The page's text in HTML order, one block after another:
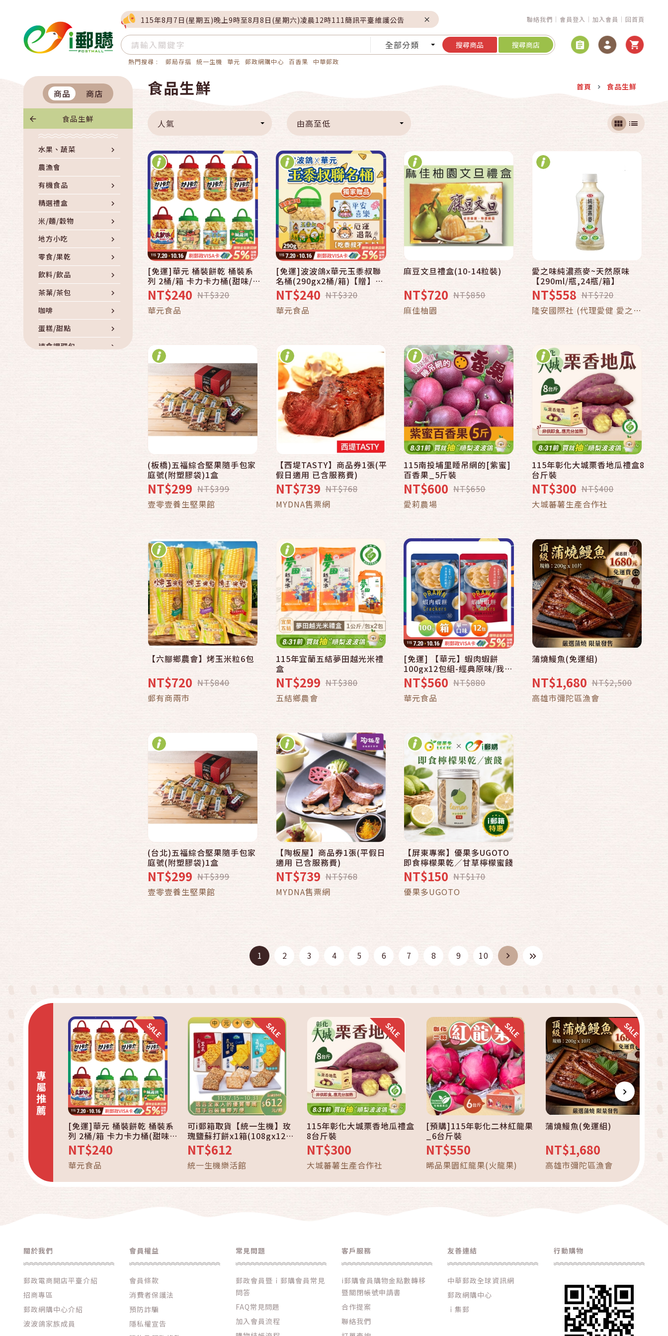
115年8月7日(星期五)晚上9時至8月8日(星期六)凌晨12時111簡訊平臺維護公告 聯絡我們 會員登入 加入會員 回首頁
全部分類 搜尋商品 搜尋商店
熱門搜尋 : 郵局存摺 統一生機 華元 郵政網購中心 百香果 中華郵政
商品 商店
食品生鮮
水果、蔬菜
農漁會
有機食品
精選禮盒
米/麵/穀物
地方小吃
零食/果乾
飲料/飲品
茶葉/茶包
咖啡
蛋糕/甜點
速食調理包
食品生鮮 首頁 食品生鮮
人氣 由高至低
快速結帳
[免運]華元 桶裝餅乾 桶裝系
列 2桶/箱 卡力卡力桶(甜味/
椒鹽雞汁/海苔鹽之花/鹹蛋黃)
/三色野菜園/ 真魷味/玉黍叔/
鹹蔬餅【中元滿誠意中秋滿心
NT$240 NT$320
華元食品
[免運]波波鴿x華元玉黍叔聯
名桶(290gx2桶/箱)【贈】吃
黍叔不卡卡雙面紙卡1張【中
元滿誠意中秋滿心意】
NT$240 NT$320
華元食品
麻豆文旦禮盒(10-14粒裝)
NT$720 NT$850
麻佳柚園
快速結帳
加入購物車
愛之味純濃燕麥~天然原味
【290ml/瓶,24瓶/箱】
NT$558 NT$720
隆安國際社 (代理愛健 愛之味
快速結帳
加入購物車
(板橋)五福綜合堅果隨手包家
庭號(附塑膠袋)1盒
NT$299 NT$399
壹零壹養生堅果館
快速結帳
加入購物車
【西堤TASTY】商品券1張(平
假日適用 已含服務費)
NT$739 NT$768
MYDNA售票網
到貨通知我
115南投埔里睡吊網的[紫蜜]
百香果_5斤裝
NT$600 NT$650
愛莉農場
快速結帳
加入購物車
115年彰化大城栗香地瓜禮盒8
台斤裝
NT$300 NT$400
大城蕃薯生產合作社
快速結帳
加入購物車
【六腳鄉農會】烤玉米粒6包
NT$720 NT$840
郵有商兩市
快速結帳
加入購物車
115年宜蘭五結夢田越光米禮
盒
NT$299 NT$380
五結鄉農會
快速結帳
加入購物車
[免運] 【華元】蝦肉蝦餅
100gx12包組-經典原味/我好
辣風味【中元滿誠意中秋滿心
意】
NT$560 NT$880
華元食品
到貨通知我
蒲燒鰻魚(免運組)
NT$1,680 NT$2,500
高雄市彌陀區漁會
快速結帳
加入購物車
(台北)五福綜合堅果隨手包家
庭號(附塑膠袋)1盒
NT$299 NT$399
壹零壹養生堅果館
快速結帳
加入購物車
【陶板屋】商品券1張(平假日
適用 已含服務費)
NT$739 NT$768
MYDNA售票網
快速結帳
加入購物車
【屏東專案】優果多UGOTO
即食檸檬果乾／甘草檸檬蜜餞
NT$150 NT$170
優果多UGOTO
1 2 3 4 5 6 7 8 9 10
專屬推薦
[免運]華元 桶裝餅乾 桶裝系
列 2桶/箱 卡力卡力桶(甜味/
椒鹽雞汁/海苔鹽之花/鹹蛋
黃) /三色野菜園/ 真魷味/玉
黍叔/鹹蔬餅【中元滿誠意中
NT$240
華元食品
快速結帳
可i郵箱取貨【統一生機】玫
瑰鹽蘇打餅x1箱(108gx12
袋/箱)中元中秋_免運
NT$612
統一生機樂活館
快速結帳
115年彰化大城栗香地瓜禮盒
8台斤裝
NT$300
大城蕃薯生產合作社
快速結帳
[預購]115年彰化二林紅龍果
_6台斤裝
NT$550
晞品果園紅龍果(火龍果)
蒲燒鰻魚(免運組)
NT$1,680
高雄市彌陀區漁會
關於我們
郵政電商開店平臺介紹
招商專區
郵政網購中心介紹
波波鴿家族成員
會員權益
會員條款
消費者保護法
預防詐騙
隱私權宣告
常見問題
郵政會員暨ｉ郵購會員常見
問答
FAQ常見問題
加入會員流程
客戶服務
i郵購會員購物金點數轉移
暨關閉帳號申請書
合作提案
聯絡我們
友善連結
中華郵政全球資訊網
郵政網購中心
ｉ集郵
行動購物